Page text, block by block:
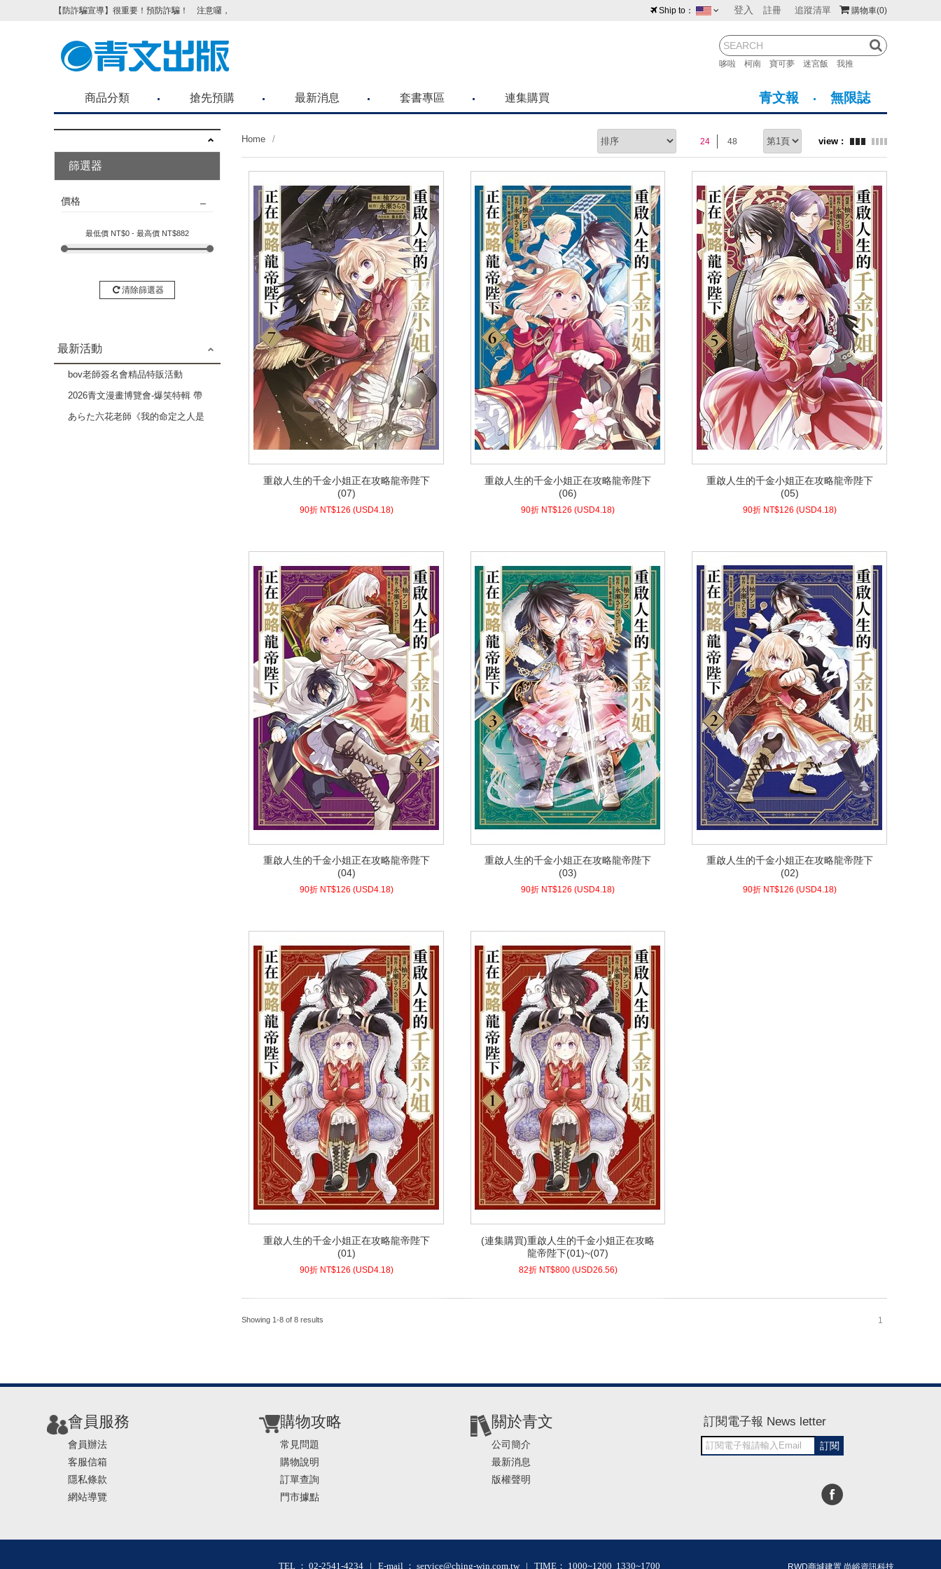
購物車(0)
登入 註冊 追蹤清單
哆啦 柯南 寶可夢 迷宮飯 我推
Ship to：
紐西蘭 馬來西亞
韓國
【防詐騙宣導】很重要！預防詐騙！ 注意囉，不要被騙了！請各位喜歡青文購物網的朋友們，提高警覺！
商品分類 搶先預購 最新消息 套書專區 連集購買 青文報 無限誌
篩選器
價格
最低價 NT$0 - 最高價 NT$882
清除篩選器
最新活動
bov老師簽名會精品特販活動
2026青文漫畫博覽會-爆笑特輯 帶
給你歡樂療癒的時光-3本82折
あらた六花老師《我的命定之人是
Home 24 48
重啟人生的千金小姐正在攻略龍帝陛下
(07)
90折 NT$126 (USD4.18)
(07)
126 (
重啟人生的千金小姐正在攻略龍帝陛下
(06)
90折 NT$126 (USD4.18)
(06)
126 (
重啟人生的千金小姐正在攻略龍帝陛下
(05)
90折 NT$126 (USD4.18)
(05)
126 (
重啟人生的千金小姐正在攻略龍帝陛下
(04)
90折 NT$126 (USD4.18)
(04)
126 (
重啟人生的千金小姐正在攻略龍帝陛下
(03)
90折 NT$126 (USD4.18)
(03)
126 (
重啟人生的千金小姐正在攻略龍帝陛下
(02)
90折 NT$126 (USD4.18)
(02)
126 (
重啟人生的千金小姐正在攻略龍帝陛下
(01)
90折 NT$126 (USD4.18)
(01)
126 (
(連集購買)重啟人生的千金小姐正在攻略
龍帝陛下(01)~(07)
82折 NT$800(USD26.56)
龍帝陛下(01)~(07)
82折 NT$
800 (
USD
26.56)
Showing 1-8 of 8 results 1
會員服務
會員辦法
客服信箱
隱私條款
網站導覽
購物攻略
常見問題
購物說明
訂單查詢
門市據點
關於青文
公司簡介
最新消息
版權聲明
訂閱電子報 News letter
訂閱
TEL ： 02-2541-4234 | E-mail ： service@ching-win.com.tw | TIME： 1000~1200 1330~1700 RWD商城建置 尚峪資訊科技